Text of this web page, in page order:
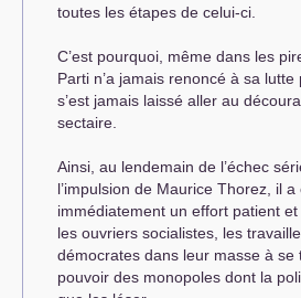
toutes les étapes de celui-ci.
C’est pourquoi, même dans les
Parti n’a jamais renoncé à sa lutte
s’est jamais laissé aller au
sectaire.
Ainsi, au lendemain de l’échec
l’impulsion de Maurice Thorez, il
immédiatement un effort patient
les ouvriers socialistes, les
démocrates dans leur masse à se
pouvoir des monopoles dont la